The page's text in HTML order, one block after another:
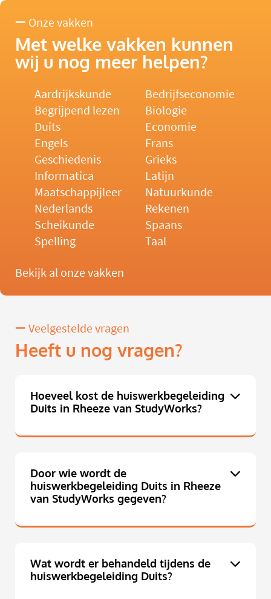
Onze vakken
Met welke vakken kunnen
wij u nog meer helpen?
Aardrijkskunde
Bedrijfseconomie
Begrijpend lezen
Biologie
Duits
Economie
Engels
Frans
Geschiedenis
Grieks
Informatica
Latijn
Maatschappijleer
Natuurkunde
Nederlands
Rekenen
Scheikunde
Spaans
Spelling
Taal
Bekijk al onze vakken
Veelgestelde vragen
Heeft u nog vragen?
Hoeveel kost de huiswerkbegeleiding
Duits in Rheeze van StudyWorks?
Door wie wordt de
huiswerkbegeleiding Duits in Rheeze
van StudyWorks gegeven?
Wat wordt er behandeld tijdens de
huiswerkbegeleiding Duits?